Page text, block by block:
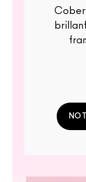
Cobertura transparente, acabado